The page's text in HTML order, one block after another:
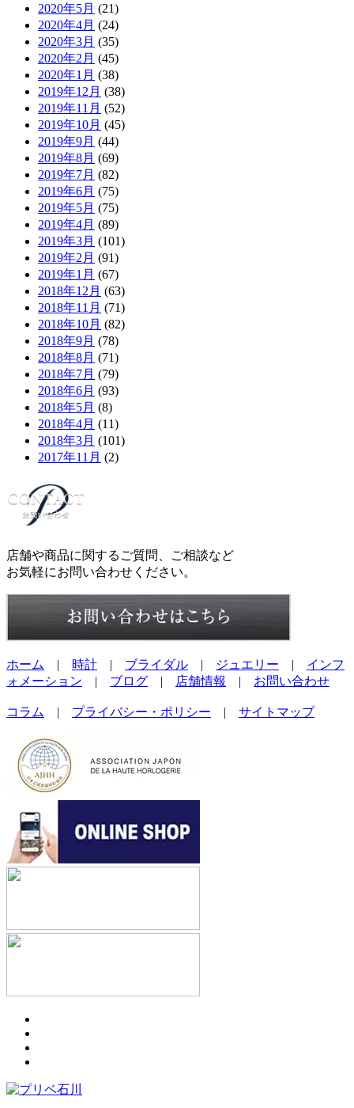
2020年5月 (21)
2020年4月 (24)
2020年3月 (35)
2020年2月 (45)
2020年1月 (38)
2019年12月 (38)
2019年11月 (52)
2019年10月 (45)
2019年9月 (44)
2019年8月 (69)
2019年7月 (82)
2019年6月 (75)
2019年5月 (75)
2019年4月 (89)
2019年3月 (101)
2019年2月 (91)
2019年1月 (67)
2018年12月 (63)
2018年11月 (71)
2018年10月 (82)
2018年9月 (78)
2018年8月 (71)
2018年7月 (79)
2018年6月 (93)
2018年5月 (8)
2018年4月 (11)
2018年3月 (101)
2017年11月 (2)
店舗や商品に関するご質問、ご相談など
お気軽にお問い合わせください。
ホーム | 時計 | ブライダル | ジュエリー | インフ
ォメーション | ブログ | 店舗情報 | お問い合わせ
コラム | プライバシー・ポリシー | サイトマップ